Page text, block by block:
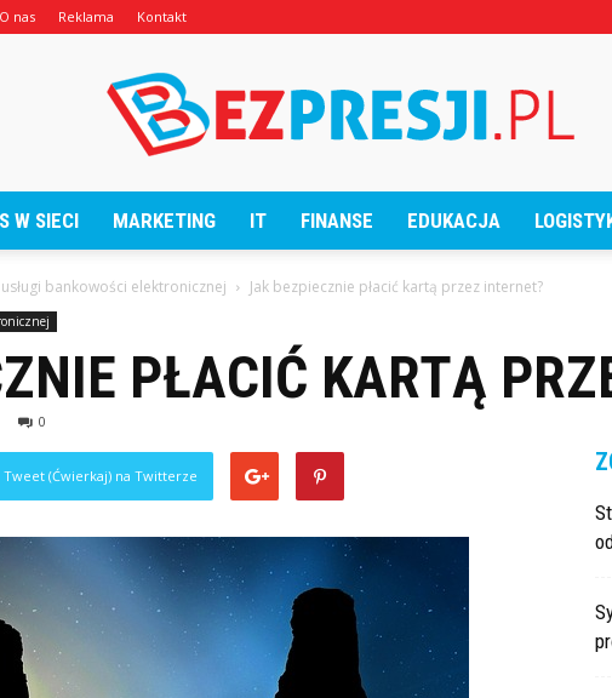
O nas Reklama Kontakt
BezPresji.pl
W SIECI MARKETING IT FINANSE EDUKACJA
bankowości elektronicznej Jak bezpiecznie płacić kartą przez internet?
PŁACIĆ KARTĄ
0
Tweet (Ćwierkaj) na Twitterze